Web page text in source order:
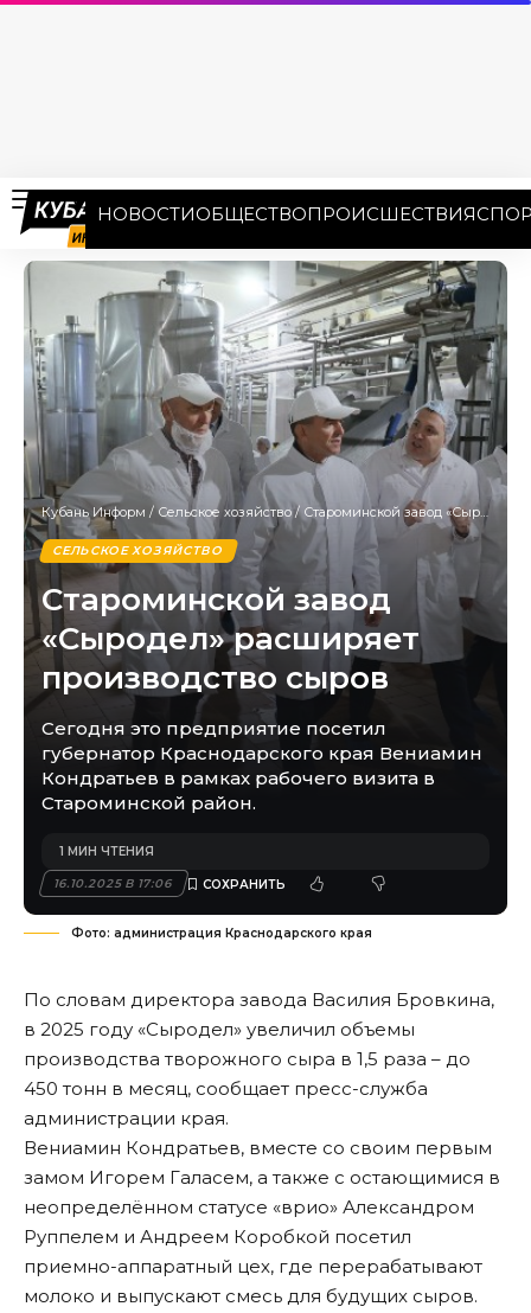
НОВОСТИОБЩЕСТВОПРОИСШЕСТВИЯ
Кубань Информ / Сельское хозяйство/ Староминской завод «Сыродел» расширяет производство сыров
СЕЛЬСКОЕ ХОЗЯЙСТВО
Староминской завод
«Сыродел» расширяет
производство сыров
Сегодня это предприятие посетил
губернатор Краснодарского края Вениамин
Кондратьев в рамках рабочего визита в
Староминской район.
16.10.2025 В 17:06
1 МИН ЧТЕНИЯ
Фото: администрация Краснодарского края
По словам директора завода Василия Бровкина,
в 2025 году «Сыродел» увеличил объемы
производства творожного сыра в 1,5 раза – до
450 тонн в месяц, сообщает пресс-служба
администрации края.
Вениамин Кондратьев, вместе со своим первым
замом Игорем Галасем, а также с остающимися в
неопределённом статусе «врио» Александром
Руппелем и Андреем Коробкой посетил
приемно-аппаратный цех, где перерабатывают
молоко и выпускают смесь для будущих сыров.